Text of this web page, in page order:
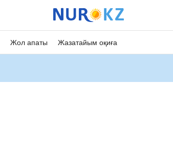
Жол апаты Жазатайым оқиға